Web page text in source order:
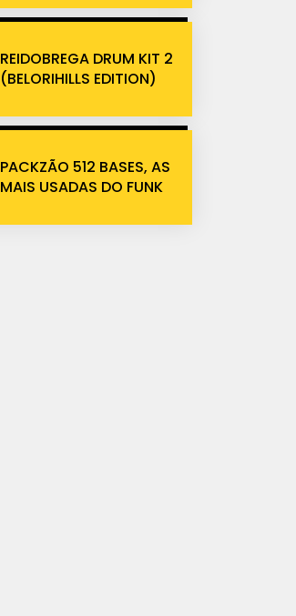
REIDOBREGA DRUM KIT 2
(BELORIHILLS EDITION)
PACKZÃO 512 BASES, AS
MAIS USADAS DO FUNK